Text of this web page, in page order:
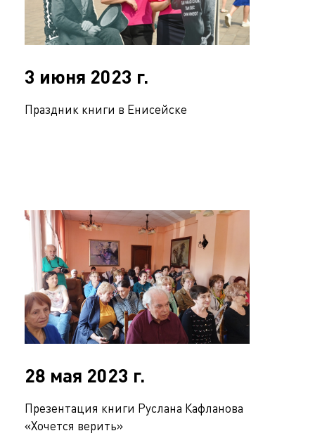
3 июня 2023 г.
Праздник книги в Енисейске
28 мая 2023 г.
Презентация книги Руслана Кафланова
«Хочется верить»